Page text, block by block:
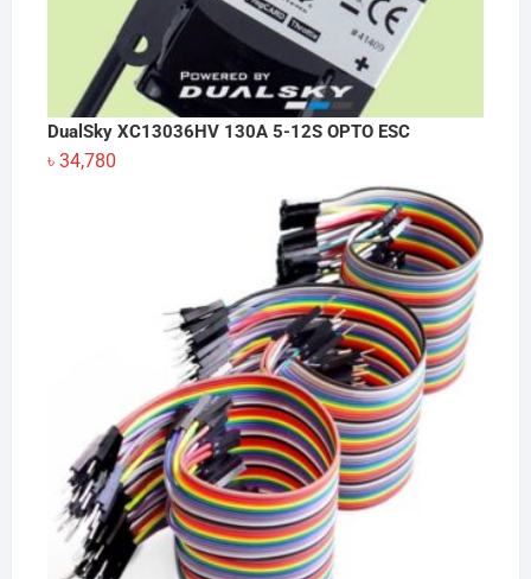
DualSky XC13036HV 130A 5-12S OPTO ESC
৳ 34,780